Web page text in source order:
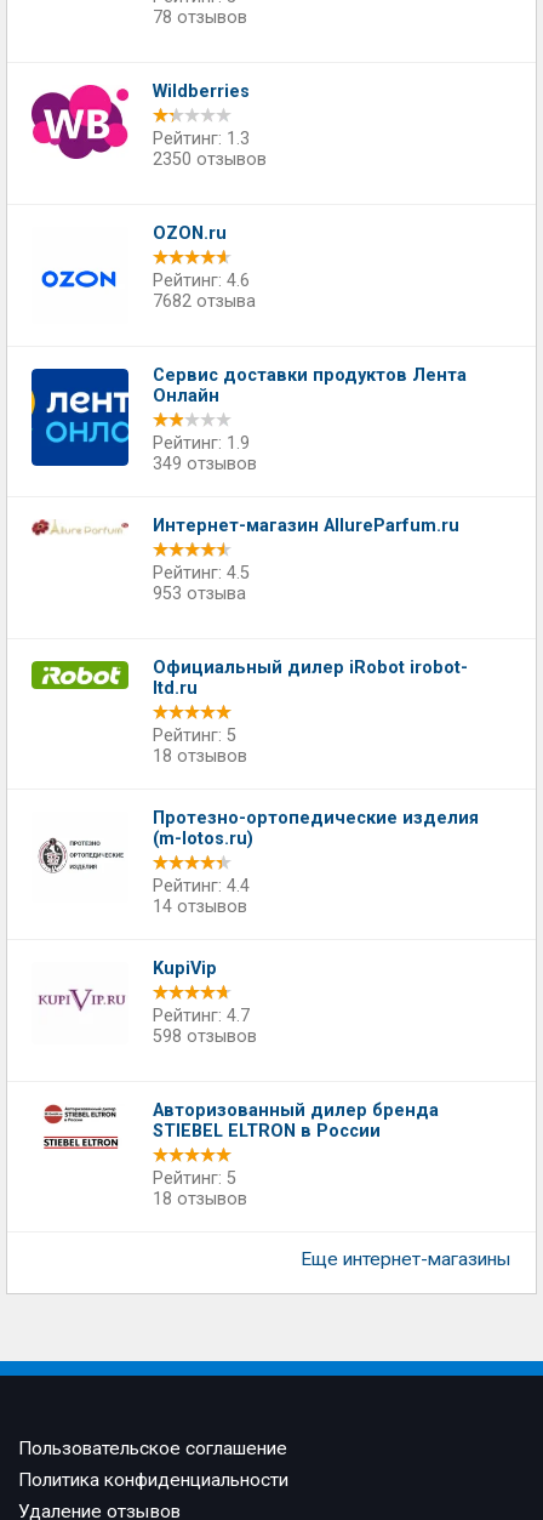
78 отзывов
Wildberries
Рейтинг: 1.3
2350 отзывов
OZON.ru
Рейтинг: 4.6
7682 отзыва
Сервис доставки продуктов Лента
Онлайн
Рейтинг: 1.9
349 отзывов
Интернет-магазин AllureParfum.ru
Рейтинг: 4.5
953 отзыва
Официальный дилер iRobot irobot-
ltd.ru
Рейтинг: 5
18 отзывов
Протезно-ортопедические изделия
(m-lotos.ru)
Рейтинг: 4.4
14 отзывов
KupiVip
Рейтинг: 4.7
598 отзывов
Авторизованный дилер бренда
STIEBEL ELTRON в России
Рейтинг: 5
18 отзывов
Еще интернет-магазины
Пользовательское соглашение
Политика конфиденциальности
Удаление отзывов